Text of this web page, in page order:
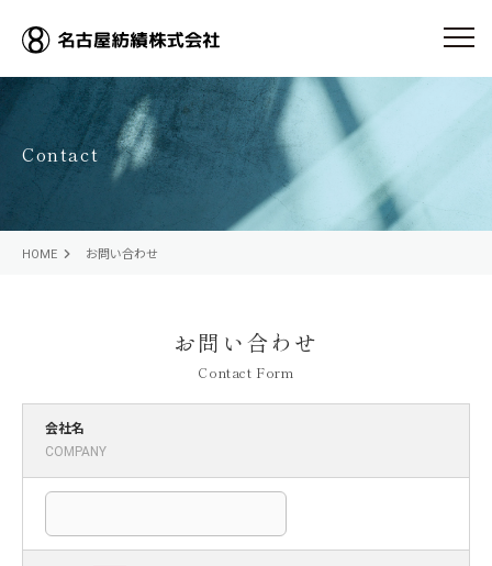
Contact
HOME お問い合わせ
お問い合わせ
Contact Form
会社名
COMPANY